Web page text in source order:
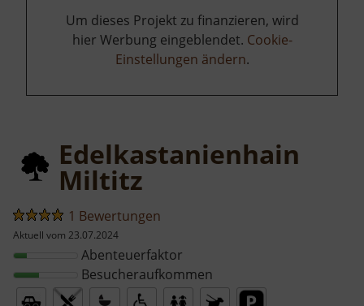
Um dieses Projekt zu finanzieren, wird
hier Werbung eingeblendet. Cookie-
Einstellungen ändern.
Edelkastanienhain
Miltitz
1 Bewertungen
Aktuell vom 23.07.2024
Abenteuerfaktor
Besucheraufkommen